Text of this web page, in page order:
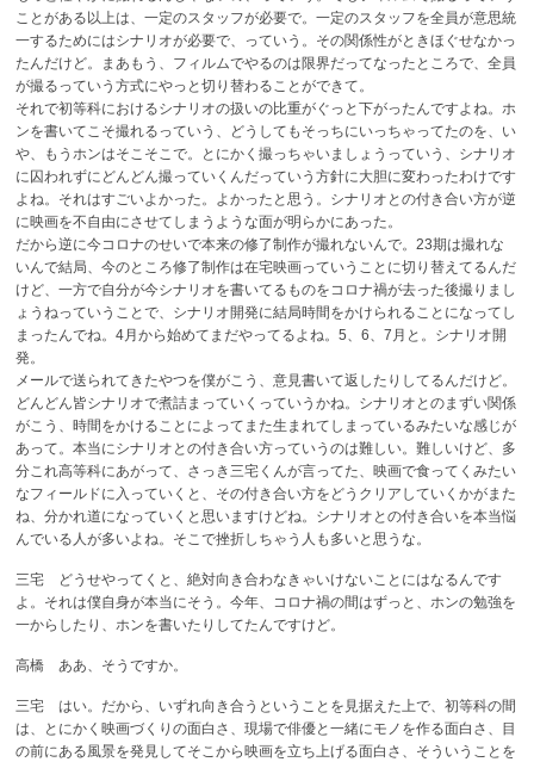
ことがある以上は、一定のスタッフが必要で。一定のスタッフを全員が意思統
一するためにはシナリオが必要で、っていう。その関係性がときほぐせなかっ
たんだけど。まあもう、フィルムでやるのは限界だってなったところで、全員
が撮るっていう方式にやっと切り替わることができて。
それで初等科におけるシナリオの扱いの比重がぐっと下がったんですよね。ホ
ンを書いてこそ撮れるっていう、どうしてもそっちにいっちゃってたのを、い
や、もうホンはそこそこで。とにかく撮っちゃいましょうっていう、シナリオ
に囚われずにどんどん撮っていくんだっていう方針に大胆に変わったわけです
よね。それはすごいよかった。よかったと思う。シナリオとの付き合い方が逆
に映画を不自由にさせてしまうような面が明らかにあった。
だから逆に今コロナのせいで本来の修了制作が撮れないんで。23期は撮れな
いんで結局、今のところ修了制作は在宅映画っていうことに切り替えてるんだ
けど、一方で自分が今シナリオを書いてるものをコロナ禍が去った後撮りまし
ょうねっていうことで、シナリオ開発に結局時間をかけられることになってし
まったんでね。4月から始めてまだやってるよね。5、6、7月と。シナリオ開
発。
メールで送られてきたやつを僕がこう、意見書いて返したりしてるんだけど。
どんどん皆シナリオで煮詰まっていくっていうかね。シナリオとのまずい関係
がこう、時間をかけることによってまた生まれてしまっているみたいな感じが
あって。本当にシナリオとの付き合い方っていうのは難しい。難しいけど、多
分これ高等科にあがって、さっき三宅くんが言ってた、映画で食ってくみたい
なフィールドに入っていくと、その付き合い方をどうクリアしていくかがまた
ね、分かれ道になっていくと思いますけどね。シナリオとの付き合いを本当悩
んでいる人が多いよね。そこで挫折しちゃう人も多いと思うな。
三宅 どうせやってくと、絶対向き合わなきゃいけないことにはなるんです
よ。それは僕自身が本当にそう。今年、コロナ禍の間はずっと、ホンの勉強を
一からしたり、ホンを書いたりしてたんですけど。
高橋 ああ、そうですか。
三宅 はい。だから、いずれ向き合うということを見据えた上で、初等科の間
は、とにかく映画づくりの面白さ、現場で俳優と一緒にモノを作る面白さ、目
の前にある風景を発見してそこから映画を立ち上げる面白さ、そういうことを